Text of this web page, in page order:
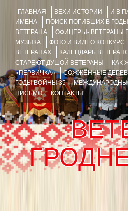
ГЛАВНАЯ ВЕХИ ИСТОРИИ
И В
ИМЕНА
ПОИСК ПОГИБШИХ В
ВЕТЕРАНА
ОФИЦЕРЫ- ВЕТЕРАНЫ
МУЗЫКА
ФОТО И ВИДЕО КОНКУРС
ВЕТЕРАНАХ
КАЛЕНДАРЬ
СТАРЕЮТ ДУШОЙ ВЕТЕРАНЫ
КАК
«ПЕРВИЧКА»
СОЖЖЁННЫЕ
ГОДЫ ВОЙНЫ 35
ПИСЬМО
КОНТАКТЫ